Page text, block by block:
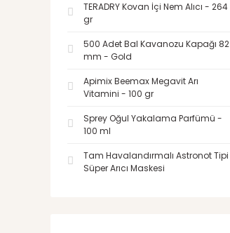
TERADRY Kovan İçi Nem Alıcı - 264
gr
500 Adet Bal Kavanozu Kapağı 82
mm - Gold
Apimix Beemax Megavit Arı
Vitamini - 100 gr
Sprey Oğul Yakalama Parfümü -
100 ml
Tam Havalandırmalı Astronot Tipi
Süper Arıcı Maskesi